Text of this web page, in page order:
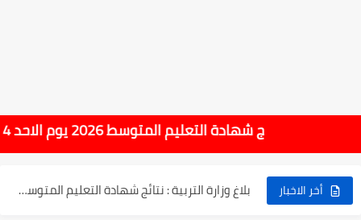
هام : نتائج شهادة التعليم المتوسط 2026 يوم الاحد 14 جوان بداية من الساعة 10:00 صباحا
أخر الاخبار
نسبة النجاح في شهادة التعليم المتوسط 2025 | إحصائيات رسمية...
اكبر معدل في شهادة التعليم المتوسط 2025 طلحاوي مريم متوسطة...
بلاغ وزارة التربية : نتائج شهادة التعليم المتوسط السب الساعة...